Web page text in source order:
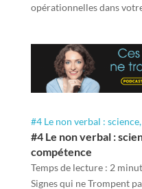
opérationnelles dans
#4 Le non verbal :
#4 Le non verbal :
compétence
Temps de lecture : 2
Signes qui ne Trompent